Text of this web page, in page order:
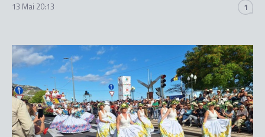
13 Mai 20:13 1